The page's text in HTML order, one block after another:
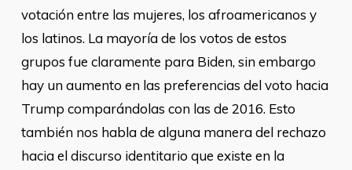
votación entre las mujeres, los afroamericanos y
los latinos. La mayoría de los votos de estos
grupos fue claramente para Biden, sin embargo
hay un aumento en las preferencias del voto hacia
Trump comparándolas con las de 2016. Esto
también nos habla de alguna manera del rechazo
hacia el discurso identitario que existe en la